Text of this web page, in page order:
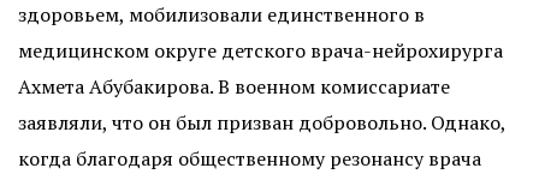
здоровьем, мобилизовали единственного в
медицинском округе детского врача-нейрохирурга
Ахмета Абубакирова. В военном комиссариате
заявляли, что он был призван добровольно. Однако,
когда благодаря общественному резонансу врача